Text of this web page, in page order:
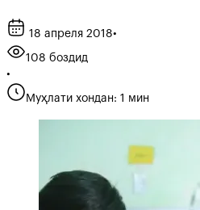
18 апреля 2018•
108 боздид
•
Муҳлати хондан: 1 мин